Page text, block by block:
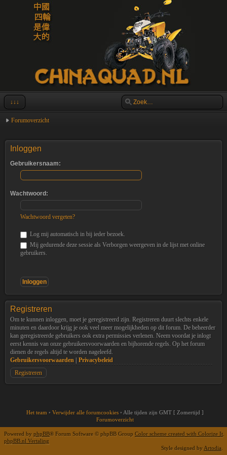
↓↓↓
Forumoverzicht
Inloggen
Gebruikersnaam:
Wachtwoord:
Wachtwoord vergeten?
Log mij automatisch in bij ieder bezoek.
Mij gedurende deze sessie als Verborgen weergeven in de lijst met online
gebruikers.
Registreren
Om te kunnen inloggen, moet je geregistreerd zijn. Registreren duurt slechts enkele
minuten en daardoor krijg je ook veel meer mogelijkheden op dit forum. De beheerder
kan geregistreerde gebruikers ook extra permissies verlenen. Neem voordat je inlogt
eerst kennis van onze gebruikersvoorwaarden en bijhorende regels. Op het forum
dienen de regels altijd te worden nageleefd.
Gebruikersvoorwaarden
Privacybeleid
Registreren
Het team • Verwijder alle forumcookies • Alle tijden zijn GMT [ Zomertijd ]
Forumoverzicht
Powered by phpBB® Forum Software © phpBB Group Color scheme created with Colorize It
phpBB.nl Vertaling
Style designed by Artodia